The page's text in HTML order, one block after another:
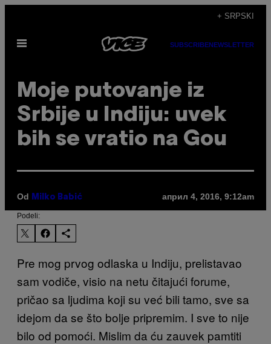
садржај
+ SRPSKI
Otvori
SUBSCRIBENEWSLETTER
Moje putovanje iz
Srbije u Indiju: uvek
bih se vratio na Gou
Od Milko Babić април 4, 2016, 9:12am
Podeli:
Pre mog prvog odlaska u Indiju, prelistavao
sam vodiče, visio na netu čitajući forume,
pričao sa ljudima koji su već bili tamo, sve sa
idejom da se što bolje pripremim. I sve to nije
bilo od pomoći. Mislim da ću zauvek pamtiti